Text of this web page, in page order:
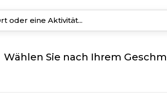
Wählen Sie nach Ihrem